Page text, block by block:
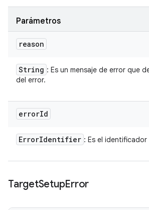
Parámetros
reason
String : Es un mensaje de error que
del error.
errorId
ErrorIdentifier : Es el identificador
TargetSetupError